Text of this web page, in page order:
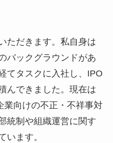
ただきます。私自身は
バックグラウンドがあ
てタスクに入社し、IPO
んできました。現在は
業向けの不正・不祥事対
統制や組織運営に関す
います。